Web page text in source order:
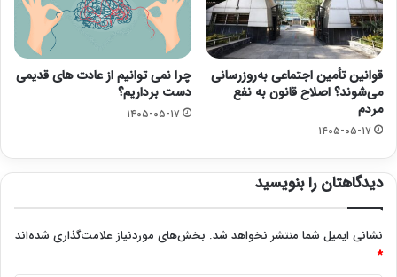
قوانین تأمین اجتماعی به‌روزرسانی
می‌شوند؟ اصلاح قانون به نفع
مردم
۱۴۰۵-۰۵-۱۷
چرا نمی توانیم از عادت های قدیمی
دست برداریم؟
۱۴۰۵-۰۵-۱۷
دیدگاهتان را بنویسید
نشانی ایمیل شما منتشر نخواهد شد. بخش‌های موردنیاز علامت‌گذاری شده‌اند
*